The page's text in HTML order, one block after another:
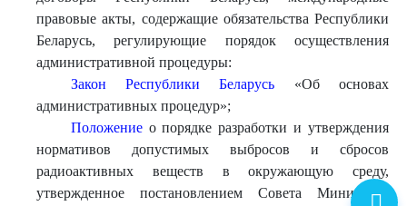
правовые акты, содержащие обязательства Республики
Беларусь, регулирующие порядок осуществления
административной процедуры:
Закон Республики Беларусь «Об основах
административных процедур»;
Положениео порядке разработки и утверждения
нормативов допустимых выбросов и сбросов
радиоактивных веществ в окружающую среду,
утвержденное постановлением Совета Министров